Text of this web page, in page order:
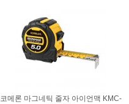
코메론 마그네틱 줄자 아이언맥 KMC-